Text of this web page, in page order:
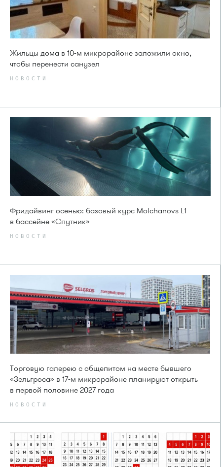
Жильцы дома в 10-м микрорайоне заложили окно,
чтобы перенести санузел
НОВОСТИ
Фридайвинг осенью: базовый курс Molchanovs L1
в бассейне «Спутник»
НОВОСТИ
Торговую галерею с общепитом на месте бывшего
«Зельгроса» в 17-м микрорайоне планируют открыть
в первой половине 2027 года
НОВОСТИ